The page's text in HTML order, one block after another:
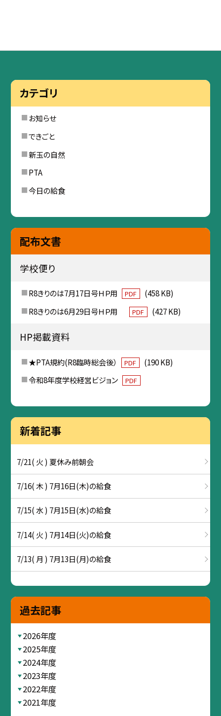
カテゴリ
お知らせ
できごと
新玉の自然
PTA
今日の給食
配布文書
学校便り
R8きりのは7月17日号ＨＰ用 PDF
(458 KB)
R8きりのは6月29日号ＨＰ用
PDF (427 KB)
HP掲載資料
★PTA規約(R8臨時総会後） PDF
(190 KB)
令和8年度学校経営ビジョン
PDF
新着記事
7/21( 火 ) 夏休み前朝会
7/16( 木 ) 7月16日(木)の給食
7/15( 水 ) 7月15日(水)の給食
7/14( 火 ) 7月14日(火)の給食
7/13( 月 ) 7月13日(月)の給食
過去記事
2026年度
2025年度
2024年度
2023年度
2022年度
2021年度